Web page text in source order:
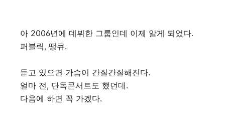
아 2006년에 데뷔한 그룹인데 이제 알게 되었다.
퍼블릭, 땡큐.
듣고 있으면 가슴이 간질간질해진다.
얼마 전, 단독콘서트도 했던데.
다음에 하면 꼭 가겠다.